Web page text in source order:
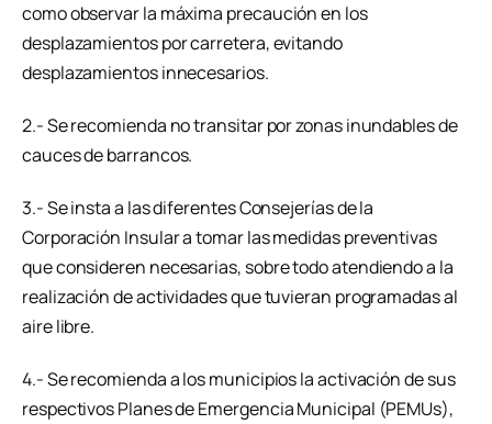
como observar la máxima precaución en los
desplazamientos por carretera, evitando
desplazamientos innecesarios.
2.- Se recomienda no transitar por zonas inundables de
cauces de barrancos.
3.- Se insta a las diferentes Consejerías de la
Corporación Insular a tomar las medidas preventivas
que consideren necesarias, sobre todo atendiendo a la
realización de actividades que tuvieran programadas al
aire libre.
4.- Se recomienda a los municipios la activación de sus
respectivos Planes de Emergencia Municipal (PEMUs),